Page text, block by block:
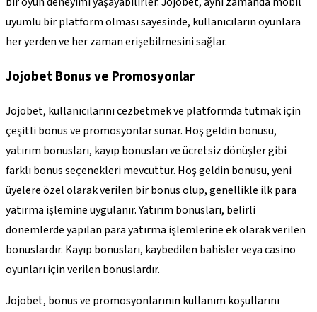
uyumlu bir platform olması sayesinde, kullanıcıların oyunlara
her yerden ve her zaman erişebilmesini sağlar.
Jojobet Bonus ve Promosyonlar
Jojobet, kullanıcılarını cezbetmek ve platformda tutmak için
çeşitli bonus ve promosyonlar sunar. Hoş geldin bonusu,
yatırım bonusları, kayıp bonusları ve ücretsiz dönüşler gibi
farklı bonus seçenekleri mevcuttur. Hoş geldin bonusu, yeni
üyelere özel olarak verilen bir bonus olup, genellikle ilk para
yatırma işlemine uygulanır. Yatırım bonusları, belirli
dönemlerde yapılan para yatırma işlemlerine ek olarak verilen
bonuslardır. Kayıp bonusları, kaybedilen bahisler veya casino
oyunları için verilen bonuslardır.
Jojobet, bonus ve promosyonlarının kullanım koşullarını